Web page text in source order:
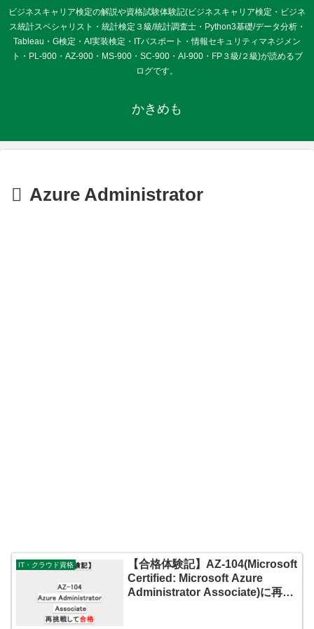
ビジネスキャリア検定の解説や資格試験体験記(ビジネスキャリア検定・ビジネ
ス統計スペシャリスト・統計検定３級/統計調査士・Python3基礎/データ分析・
Tableau・G検定・AI実装検定・ITパスポート・情報セキュリティマネジメン
ト・PL-900・AZ-900・MS-900・SC-900・AI-900・FP３級/２級)が読めるブ
ログです。
かきめも
Azure Administrator
IT・クラウド資格
【合格体験記】AZ-104(Microsoft
Certified: Microsoft Azure
Administrator Associate)に再挑